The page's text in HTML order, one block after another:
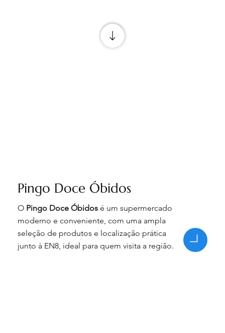
Pingo Doce Óbidos
O Pingo Doce Óbidos é um supermercado
moderno e conveniente, com uma ampla
seleção de produtos e localização prática
junto à EN8, ideal para quem visita a região.